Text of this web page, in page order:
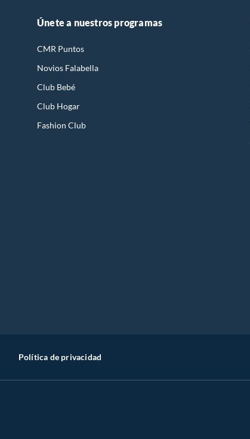
Únete a nuestros programas
CMR Puntos
Novios Falabella
Club Bebé
Club Hogar
Fashion Club
Política de privacidad